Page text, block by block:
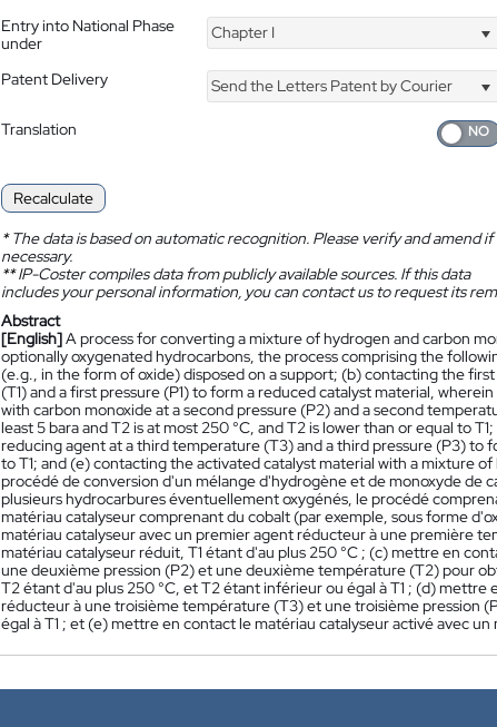
Entry into National Phase
under
Chapter I
Patent Delivery Send the Letters Patent by Courier
Translation
Recalculate
*The data is based on automatic recognition. Please verify and amend if
necessary.
**IP-Coster compiles data from publicly available sources. If this data
includes your personal information, you can contact us to request its
Abstract
[English]A process for converting a mixture of hydrogen and carbon
optionally oxygenated hydrocarbons, the process comprising the
(e.g., in the form of oxide) disposed on a support; (b) contacting the
(T1) and a first pressure (P1) to form a reduced catalyst material,
with carbon monoxide at a second pressure (P2) and a second
least 5 bara and T2 is at most 250 °C, and T2 is lower than or equal to
reducing agent at a third temperature (T3) and a third pressure (P3) to
to T1; and (e) contacting the activated catalyst material with a mixture
procédé de conversion d'un mélange d'hydrogène et de monoxyde de
plusieurs hydrocarbures éventuellement oxygénés, le procédé
matériau catalyseur comprenant du cobalt (par exemple, sous forme
matériau catalyseur avec un premier agent réducteur à une première
matériau catalyseur réduit, T1 étant d'au plus 250 °C ; (c) mettre en
une deuxième pression (P2) et une deuxième température (T2) pour
T2 étant d'au plus 250 °C, et T2 étant inférieur ou égal à T1 ; (d)
réducteur à une troisième température (T3) et une troisième pression
égal à T1 ; et (e) mettre en contact le matériau catalyseur activé avec